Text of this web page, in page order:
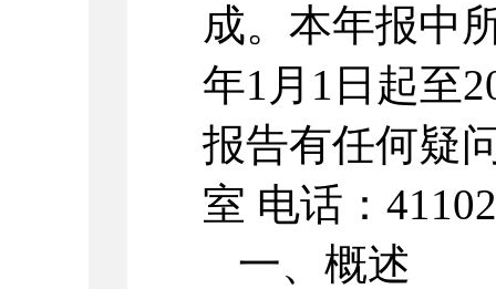
成。本年报中
年1月1日起至
报告有任何疑
室 电话：
一、概述